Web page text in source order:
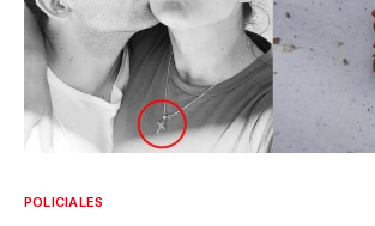
POLICIALES